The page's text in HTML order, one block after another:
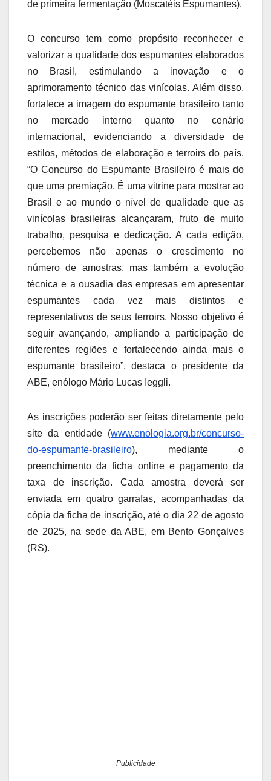
de primeira fermentação (Moscatéis Espumantes).
O concurso tem como propósito reconhecer e
valorizar a qualidade dos espumantes elaborados
no Brasil, estimulando a inovação e o
aprimoramento técnico das vinícolas. Além disso,
fortalece a imagem do espumante brasileiro tanto
no mercado interno quanto no cenário
internacional, evidenciando a diversidade de
estilos, métodos de elaboração e terroirs do país.
“O Concurso do Espumante Brasileiro é mais do
que uma premiação. É uma vitrine para mostrar ao
Brasil e ao mundo o nível de qualidade que as
vinícolas brasileiras alcançaram, fruto de muito
trabalho, pesquisa e dedicação. A cada edição,
percebemos não apenas o crescimento no
número de amostras, mas também a evolução
técnica e a ousadia das empresas em apresentar
espumantes cada vez mais distintos e
representativos de seus terroirs. Nosso objetivo é
seguir avançando, ampliando a participação de
diferentes regiões e fortalecendo ainda mais o
espumante brasileiro”, destaca o presidente da
ABE, enólogo Mário Lucas Ieggli.
As inscrições poderão ser feitas diretamente pelo
site da entidade (www.enologia.org.br/concurso-
do-espumante-brasileiro), mediante o
preenchimento da ficha online e pagamento da
taxa de inscrição. Cada amostra deverá ser
enviada em quatro garrafas, acompanhadas da
cópia da ficha de inscrição, até o dia 22 de agosto
de 2025, na sede da ABE, em Bento Gonçalves
(RS).
Publicidade